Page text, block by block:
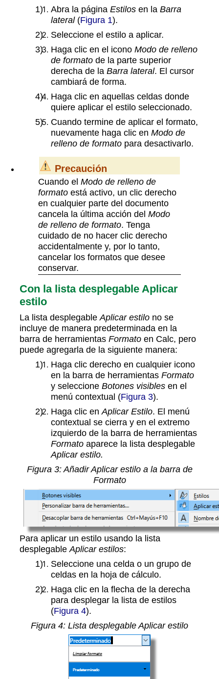
Abra la página Estilos en la Barra
lateral(Figura 1).
Seleccione el estilo a aplicar.
Haga clic en el icono Modo de relleno
de formato de la parte superior
derecha de la Barra lateral. El cursor
cambiará de forma.
Haga clic en aquellas celdas donde
quiere aplicar el estilo seleccionado.
Cuando termine de aplicar el formato,
nuevamente haga clic en Modo de
relleno de formato para desactivarlo.
Precaución
Cuando el Modo de relleno de
formatoestá activo, un clic derecho
en cualquier parte del documento
cancela la última acción del Modo
de relleno de formato. Tenga
cuidado de no hacer clic derecho
accidentalmente y, por lo tanto,
cancelar los formatos que desee
conservar.
Con la lista desplegable Aplicar
estilo
La lista desplegable Aplicar estilo no se
incluye de manera predeterminada en la
barra de herramientas Formato en Calc, pero
puede agregarla de la siguiente manera:
Haga clic derecho en cualquier icono
en la barra de herramientas Formato
y seleccione Botones visibles en el
menú contextual (Figura 3).
Haga clic en Aplicar Estilo. El menú
contextual se cierra y en el extremo
izquierdo de la barra de herramientas
Formato aparece la lista desplegable
Aplicar estilo.
Figura 3: Añadir Aplicar estilo a la barra de
Formato
Para aplicar un estilo usando la lista
desplegable Aplicar estilos:
Seleccione una celda o un grupo de
celdas en la hoja de cálculo.
Haga clic en la flecha de la derecha
para desplegar la lista de estilos
(Figura 4).
Figura 4: Lista desplegable Aplicar estilo